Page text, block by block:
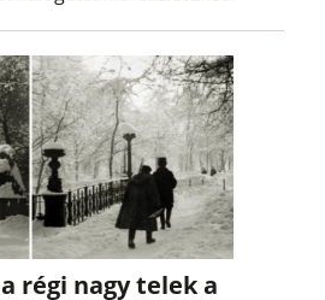
régi nagy telek a